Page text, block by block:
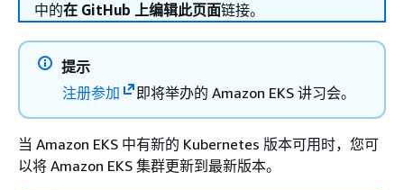
中的在 GitHub 上编辑此页面链接。
提示
注册参加
即将举办的 Amazon EKS 讲习会。
当 Amazon EKS 中有新的 Kubernetes 版本可用时，您可
以将 Amazon EKS 集群更新到最新版本。